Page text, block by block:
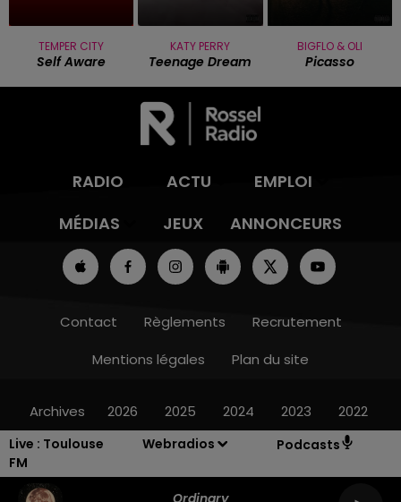
Live : Toulouse
FM
Webradios Podcasts
Ordinary
TEMPER CITY
Self Aware
KATY PERRY
Teenage Dream
BIGFLO & OLI
Picasso
RADIO ACTU
EMPLOI
MÉDIAS
JEUX ANNONCEURS
Contact Règlements
Recrutement
Mentions légales
Plan du site
Archives 2026 2025 2024 2023 2022